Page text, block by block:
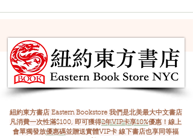
紐約東方書店 Eastern Bookstore 我們是北美最大中文書店
凡消費一次性滿$100, 即可獲得2年VIP卡享10%優惠！線上
會單獨發放優惠碼並贈送實體VIP卡 線下書店也享同等福